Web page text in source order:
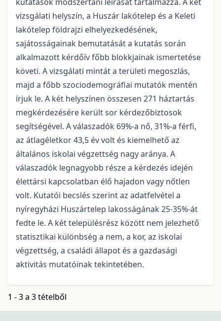
vizsgálati helyszín, a Huszár lakótelep és a Keleti
lakótelep földrajzi elhelyezkedésének,
sajátosságainak bemutatását a kutatás során
alkalmazott kérdőív főbb blokkjainak ismertetése
követi. A vizsgálati mintát a területi megoszlás,
majd a főbb szociodemográfiai mutatók mentén
írjuk le. A két helyszínen összesen 271 háztartás
megkérdezésére került sor kérdezőbiztosok
segítségével. A válaszadók 69%-a nő, 31%-a férfi,
az átlagéletkor 43,5 év volt és kiemelhető az
általános iskolai végzettség nagy aránya. A
válaszadók legnagyobb része a kérdezés idején
élettársi kapcsolatban élő hajadon vagy nőtlen
volt. Kutatói becslés szerint az adatfelvétel a
nyíregyházi Huszártelep lakosságának 25-35%-át
fedte le. A két településrész között nem jelezhető
statisztikai különbség a nem, a kor, az iskolai
végzettség, a családi állapot és a gazdasági
aktivitás mutatóinak tekintetében.
1 - 3 a 3 tételből